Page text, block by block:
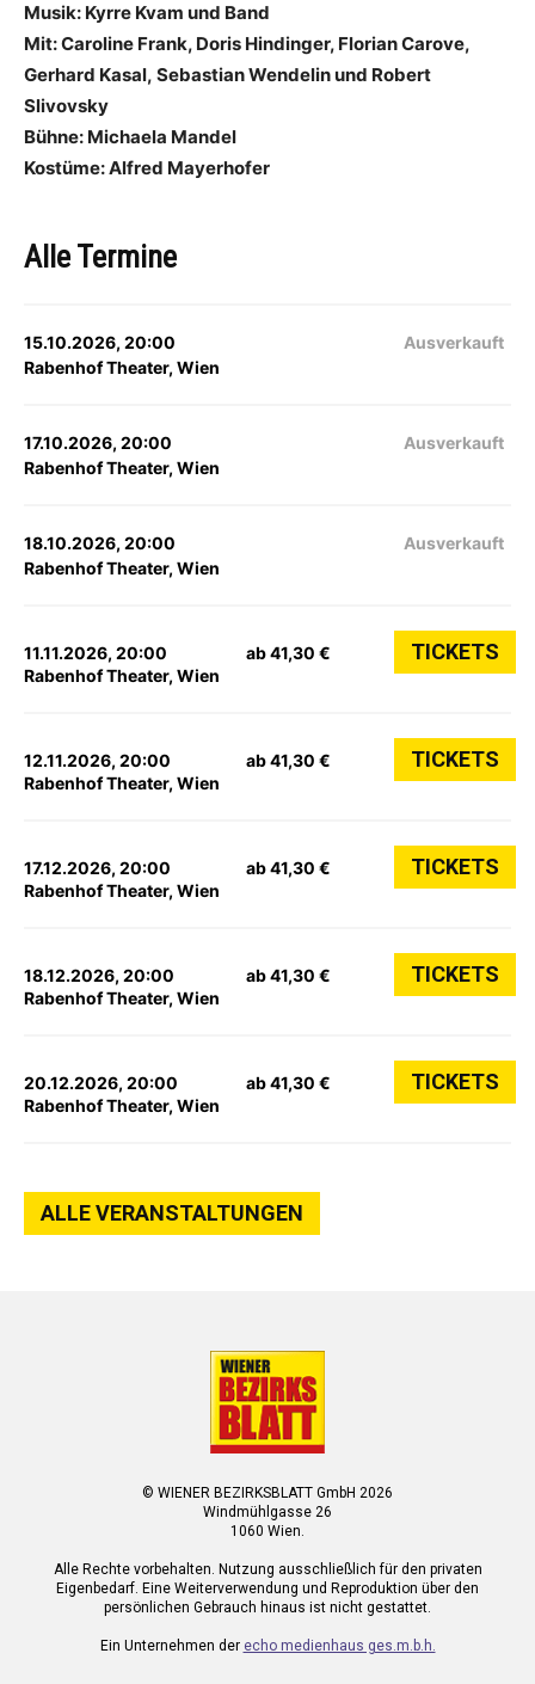
Musik: Kyrre Kvam und Band
Mit: Caroline Frank, Doris Hindinger, Florian Carove,
Gerhard Kasal, Sebastian Wendelin und Robert
Slivovsky
Bühne: Michaela Mandel
Kostüme: Alfred Mayerhofer
Alle Termine
15.10.2026, 20:00
Rabenhof Theater, Wien
Ausverkauft
17.10.2026, 20:00
Rabenhof Theater, Wien
Ausverkauft
18.10.2026, 20:00
Rabenhof Theater, Wien
Ausverkauft
11.11.2026, 20:00
Rabenhof Theater, Wien
ab 41,30 € TICKETS
12.11.2026, 20:00
Rabenhof Theater, Wien
ab 41,30 € TICKETS
17.12.2026, 20:00
Rabenhof Theater, Wien
ab 41,30 € TICKETS
18.12.2026, 20:00
Rabenhof Theater, Wien
ab 41,30 € TICKETS
20.12.2026, 20:00
Rabenhof Theater, Wien
ab 41,30 € TICKETS
ALLE VERANSTALTUNGEN
© WIENER BEZIRKSBLATT GmbH 2026
Windmühlgasse 26
1060 Wien.
Alle Rechte vorbehalten. Nutzung ausschließlich für den privaten
Eigenbedarf. Eine Weiterverwendung und Reproduktion über den
persönlichen Gebrauch hinaus ist nicht gestattet.
Ein Unternehmen der echo medienhaus ges.m.b.h.